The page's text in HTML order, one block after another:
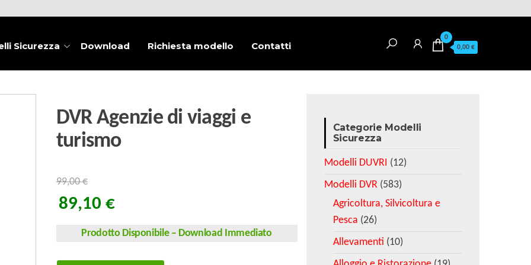
0
0,00 €
Sicurezza Download Richiesta modello Contatti
DVR Agenzie di viaggi e
turismo
99,00€
89,10 €
Prodotto Disponibile – Download Immediato
Categorie Modelli
Sicurezza
Modelli DUVRI (12)
Modelli DVR (583)
Agricoltura, Silvicoltura e
Pesca (26)
Allevamenti (10)